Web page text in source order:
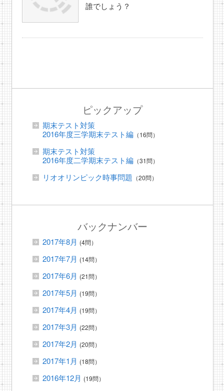
誰でしょう？
ピックアップ
期末テスト対策
2016年度三学期末テスト編（16問）
期末テスト対策
2016年度二学期末テスト編（31問）
リオオリンピック時事問題 （20問）
バックナンバー
2017年8月 (4問）
2017年7月 (14問）
2017年6月 (21問）
2017年5月 (19問）
2017年4月 (19問）
2017年3月 (22問）
2017年2月 (20問）
2017年1月 (18問）
2016年12月 (19問）